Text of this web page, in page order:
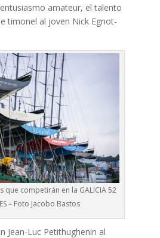
amateur, el talento
timonel al joven Nick Egnot-
que competirán en la GALICIA 52
– Foto Jacobo Bastos
Jean-Luc Petithughenin al